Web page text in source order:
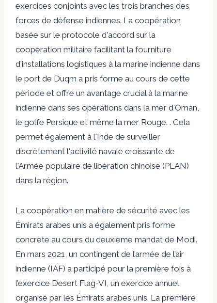
exercices conjoints avec les trois branches des
forces de défense indiennes. La coopération
basée sur le protocole d'accord sur la
coopération militaire facilitant la fourniture
d'installations logistiques à la marine indienne dans
le port de Duqm a pris forme au cours de cette
période et offre un avantage crucial à la marine
indienne dans ses opérations dans la mer d'Oman,
le golfe Persique et même la mer Rouge. . Cela
permet également à l'Inde de surveiller
discrètement l'activité navale croissante de
l'Armée populaire de libération chinoise (PLAN)
dans la région.
La coopération en matière de sécurité avec les
Émirats arabes unis a également pris forme
concrète au cours du deuxième mandat de Modi.
En mars 2021, un contingent de l’armée de l’air
indienne (IAF) a participé pour la première fois à
l’exercice Desert Flag-VI, un exercice annuel
organisé par les Émirats arabes unis. La première